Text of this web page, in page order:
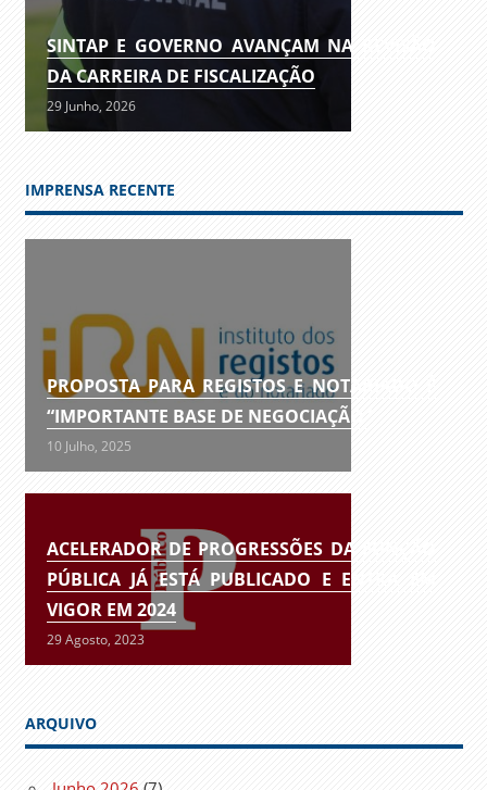
SINTAP E GOVERNO AVANÇAM NA REVISÃO
DA CARREIRA DE FISCALIZAÇÃO
29 Junho, 2026
IMPRENSA RECENTE
PROPOSTA PARA REGISTOS E NOTARIADO É
“IMPORTANTE BASE DE NEGOCIAÇÃO”
10 Julho, 2025
ACELERADOR DE PROGRESSÕES DA FUNÇÃO
PÚBLICA JÁ ESTÁ PUBLICADO E ENTRA EM
VIGOR EM 2024
29 Agosto, 2023
ARQUIVO